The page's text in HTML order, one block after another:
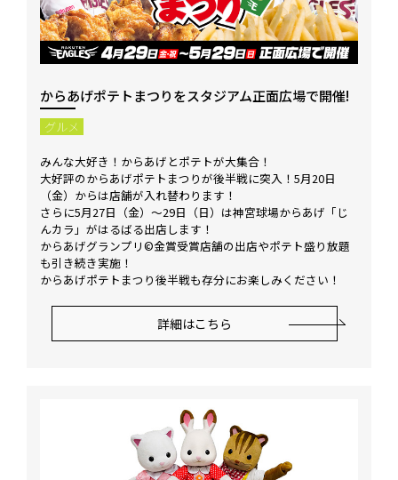
からあげポテトまつりをスタジアム正面広場で開催!
グルメ
みんな大好き！からあげとポテトが大集合！
大好評のからあげポテトまつりが後半戦に突入！5月20日
（金）からは店舗が入れ替わります！
さらに5月27日（金）～29日（日）は神宮球場からあげ「じ
んカラ」がはるばる出店します！
からあげグランプリ©金賞受賞店舗の出店やポテト盛り放題
も引き続き実施！
からあげポテトまつり後半戦も存分にお楽しみください！
詳細はこちら